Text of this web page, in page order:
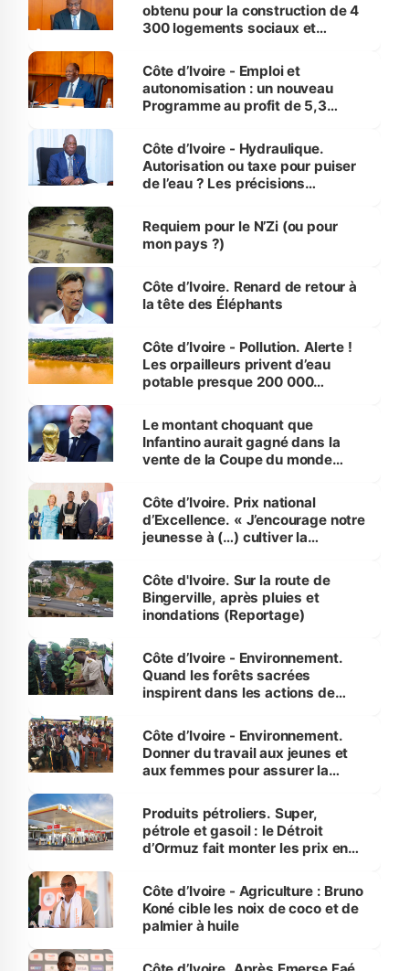
obtenu pour la construction de 4
300 logements sociaux et
et Yamoussoukro
Côte d’Ivoire - Emploi et
autonomisation : un nouveau
Programme au profit de 5,3
Côte d’Ivoire - Hydraulique.
Autorisation ou taxe pour puiser
de l’eau ? Les précisions
Requiem pour le N’Zi (ou pour
mon pays ?)
Côte d’Ivoire. Renard de retour à
la tête des Éléphants
Côte d’Ivoire - Pollution. Alerte !
Les orpailleurs privent d’eau
potable presque 200 000
Le montant choquant que
Infantino aurait gagné dans la
vente de la Coupe du monde
Côte d’Ivoire. Prix national
d’Excellence. « J’encourage notre
jeunesse à (…) cultiver la
(Alassane Ouattara
Côte d'Ivoire. Sur la route de
Bingerville, après pluies et
inondations (Reportage)
Côte d’Ivoire - Environnement.
Quand les forêts sacrées
inspirent dans les actions de
Côte d’Ivoire - Environnement.
Donner du travail aux jeunes et
aux femmes pour assurer la
menacées
Produits pétroliers. Super,
pétrole et gasoil : le Détroit
d’Ormuz fait monter les prix en
Côte d’Ivoire - Agriculture : Bruno
Koné cible les noix de coco et de
palmier à huile